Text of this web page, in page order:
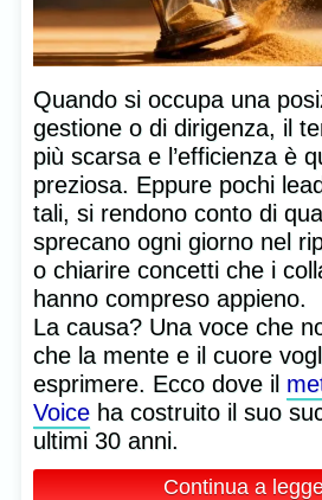
Quando si occupa una
gestione o di dirigenza, il
più scarsa e l’efficienza è
preziosa. Eppure pochi
tali, si rendono conto di
sprecano ogni giorno nel
o chiarire concetti che i
hanno compreso appieno.
La causa? Una voce che
che la mente e il cuore
esprimere. Ecco dove il
Voice ha costruito il suo
ultimi 30 anni.
Continua a